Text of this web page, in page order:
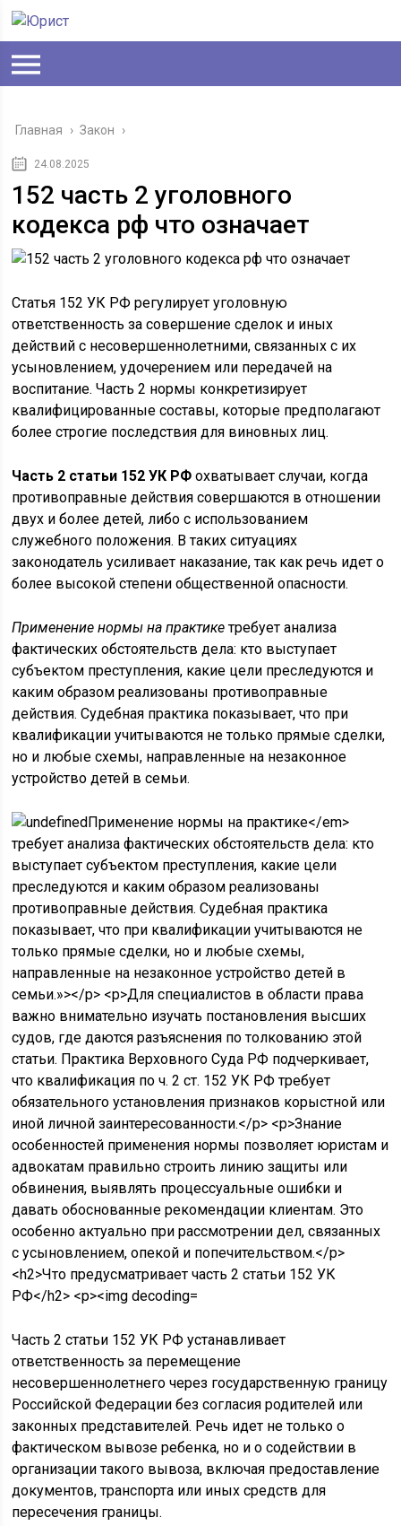
Главная › Закон ›
24.08.2025
152 часть 2 уголовного
кодекса рф что означает
Статья 152 УК РФ регулирует уголовную
ответственность за совершение сделок и иных
действий с несовершеннолетними, связанных с их
усыновлением, удочерением или передачей на
воспитание. Часть 2 нормы конкретизирует
квалифицированные составы, которые предполагают
более строгие последствия для виновных лиц.
Часть 2 статьи 152 УК РФ охватывает случаи, когда
противоправные действия совершаются в отношении
двух и более детей, либо с использованием
служебного положения. В таких ситуациях
законодатель усиливает наказание, так как речь идет о
более высокой степени общественной опасности.
Применение нормы на практикетребует анализа
фактических обстоятельств дела: кто выступает
субъектом преступления, какие цели преследуются и
каким образом реализованы противоправные
действия. Судебная практика показывает, что при
квалификации учитываются не только прямые сделки,
но и любые схемы, направленные на незаконное
устройство детей в семьи.
Часть 2 статьи 152 УК РФ устанавливает
ответственность за перемещение
несовершеннолетнего через государственную границу
Российской Федерации без согласия родителей или
законных представителей. Речь идет не только о
фактическом вывозе ребенка, но и о содействии в
организации такого вывоза, включая предоставление
документов, транспорта или иных средств для
пересечения границы.